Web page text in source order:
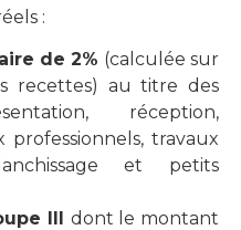
:
de 2% (calculée sur
recettes) au titre des
réception,
professionnels, travaux
et petits
III dont le montant